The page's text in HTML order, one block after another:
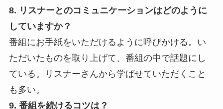
8. リスナーとのコミュニケーションはどのように
していますか？
番組にお手紙をいただけるように呼びかける。い
ただいたものを取り上げて、番組の中で話題にし
ている。リスナーさんから学ばせていただくこと
も多い。
9. 番組を続けるコツは？